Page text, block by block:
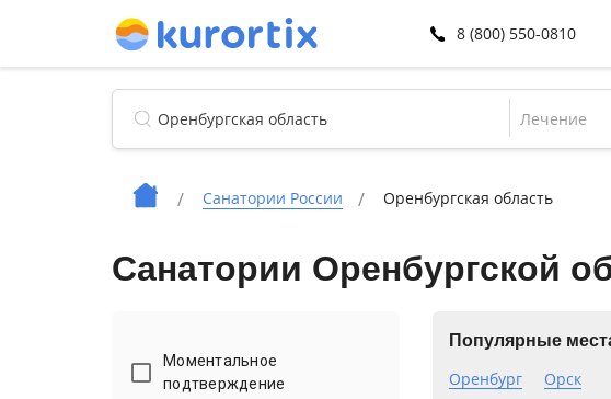
8 (800) 550-0810
Лечение
Санатории России Оренбургская область
Санатории Оренбургской
Моментальное
подтверждение
Популярные
Оренбург Орск